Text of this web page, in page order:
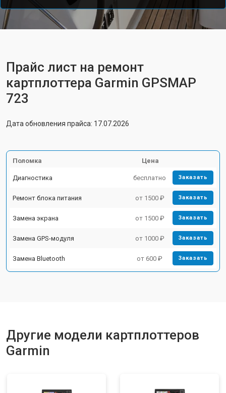
Прайс лист на ремонт
картплоттера Garmin GPSMAP
723
Дата обновления прайса: 17.07.2026
Поломка Цена
Диагностика бесплатно Заказать
Ремонт блока питания от 1500 ₽ Заказать
Замена экрана от 1500 ₽ Заказать
Замена GPS-модуля от 1000 ₽ Заказать
Замена Bluetooth от 600 ₽ Заказать
Другие модели картплоттеров
Garmin